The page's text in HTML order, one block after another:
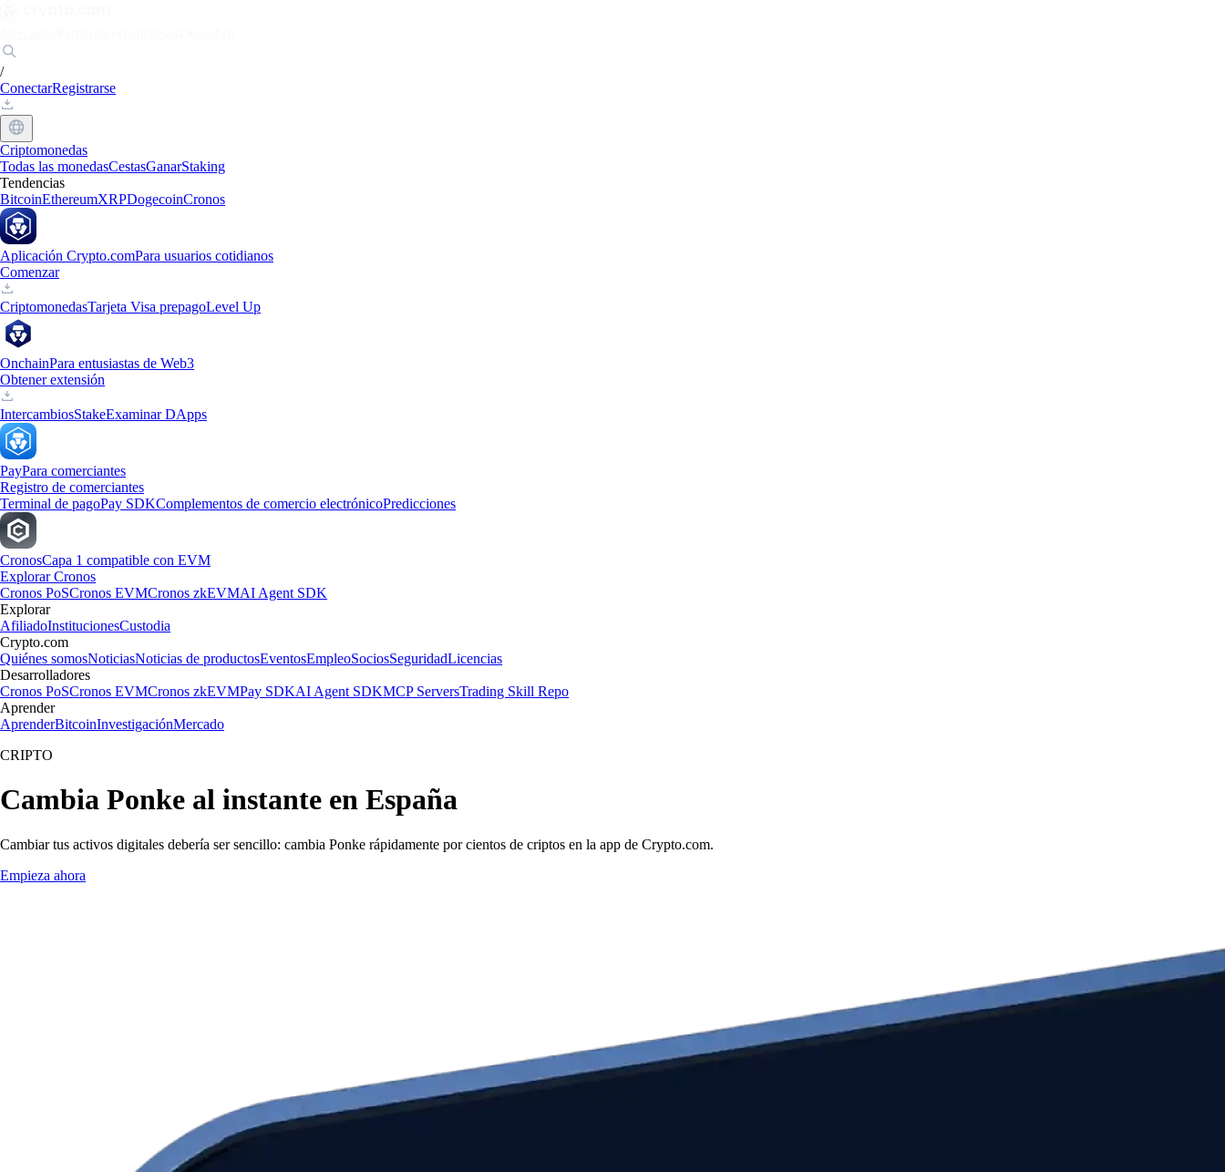
/
ConectarRegistrarse
Criptomonedas
Todas las monedasCestasGanarStaking
Tendencias
BitcoinEthereumXRPDogecoinCronos
Aplicación Crypto.comPara usuarios cotidianos
Comenzar
CriptomonedasTarjeta Visa prepagoLevel Up
OnchainPara entusiastas de Web3
Obtener extensión
IntercambiosStakeExaminar DApps
PayPara comerciantes
Registro de comerciantes
Terminal de pagoPay SDKComplementos de comercio electrónicoPredicciones
CronosCapa 1 compatible con EVM
Explorar Cronos
Cronos PoSCronos EVMCronos zkEVMAI Agent SDK
Explorar
AfiliadoInstitucionesCustodia
Crypto.com
Quiénes somosNoticiasNoticias de productosEventosEmpleoSociosSeguridadLicencias
Desarrolladores
Cronos PoSCronos EVMCronos zkEVMPay SDKAI Agent SDKMCP ServersTrading Skill Repo
Aprender
AprenderBitcoinInvestigaciónMercado
CRIPTO
Cambia Ponke al instante en España
Cambiar tus activos digitales debería ser sencillo: cambia Ponke rápidamente por cientos de criptos en la app de Crypto.com.
Empieza ahora